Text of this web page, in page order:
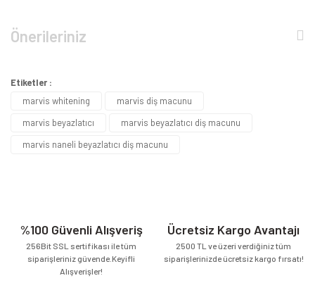
Önerileriniz
Etiketler :
marvis whitening
marvis diş macunu
marvis beyazlatıcı
marvis beyazlatıcı diş macunu
marvis naneli beyazlatıcı diş macunu
%100 Güvenli Alışveriş
256Bit SSL sertifikası ile tüm
siparişleriniz güvende.Keyifli
Alışverişler!
Ücretsiz Kargo Avantajı
2500 TL ve üzeri verdiğiniz tüm
siparişlerinizde ücretsiz kargo fırsatı!